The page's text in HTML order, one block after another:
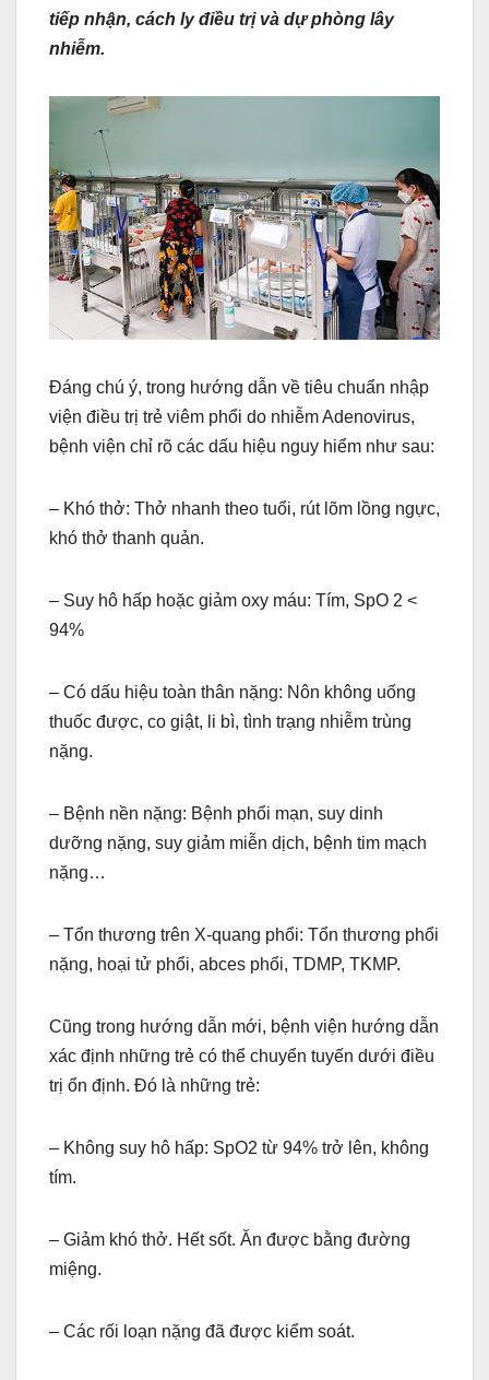
tiếp nhận, cách ly điều trị và dự phòng lây
nhiễm.
Đáng chú ý, trong hướng dẫn về tiêu chuẩn nhập
viện điều trị trẻ viêm phổi do nhiễm Adenovirus,
bệnh viện chỉ rõ các dấu hiệu nguy hiểm như sau:
– Khó thở: Thở nhanh theo tuổi, rút lõm lồng ngực,
khó thở thanh quản.
– Suy hô hấp hoặc giảm oxy máu: Tím, SpO 2 <
94%
– Có dấu hiệu toàn thân nặng: Nôn không uống
thuốc được, co giật, li bì, tình trạng nhiễm trùng
nặng.
– Bệnh nền nặng: Bệnh phổi mạn, suy dinh
dưỡng nặng, suy giảm miễn dịch, bệnh tim mạch
nặng…
– Tổn thương trên X-quang phổi: Tổn thương phổi
nặng, hoại tử phổi, abces phổi, TDMP, TKMP.
Cũng trong hướng dẫn mới, bệnh viện hướng dẫn
xác định những trẻ có thể chuyển tuyến dưới điều
trị ổn định. Đó là những trẻ:
– Không suy hô hấp: SpO2 từ 94% trở lên, không
tím.
– Giảm khó thở. Hết sốt. Ăn được bằng đường
miệng.
– Các rối loạn nặng đã được kiểm soát.